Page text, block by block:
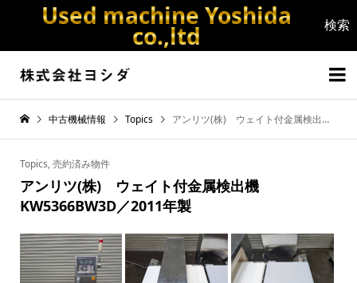
Used machine Yoshida
co.,ltd


中古機械情報 Topics アンリツ(株) ウェイト付金属検出機 KW5366BW3D／2011年製
Topics,売約済み物件
アンリツ(株) ウェイト付金属検出機
KW5366BW3D／2011年製